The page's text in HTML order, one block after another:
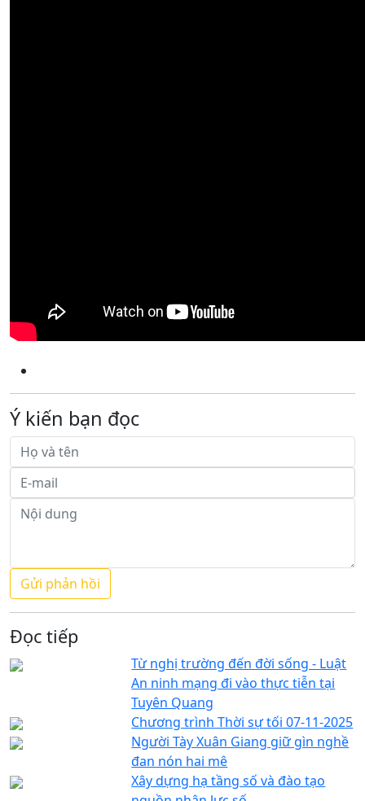
Ý kiến bạn đọc
Đọc tiếp
Từ nghị trường đến đời sống - Luật
An ninh mạng đi vào thực tiễn tại
Tuyên Quang
Chương trình Thời sự tối 07-11-2025
Người Tày Xuân Giang giữ gìn nghề
đan nón hai mê
Xây dựng hạ tầng số và đào tạo